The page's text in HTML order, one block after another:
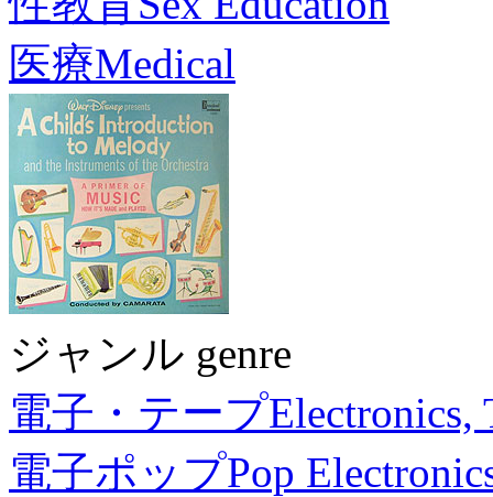
医療Medical
ジャンル genre
電子・テープElectronics,
電子ポップPop